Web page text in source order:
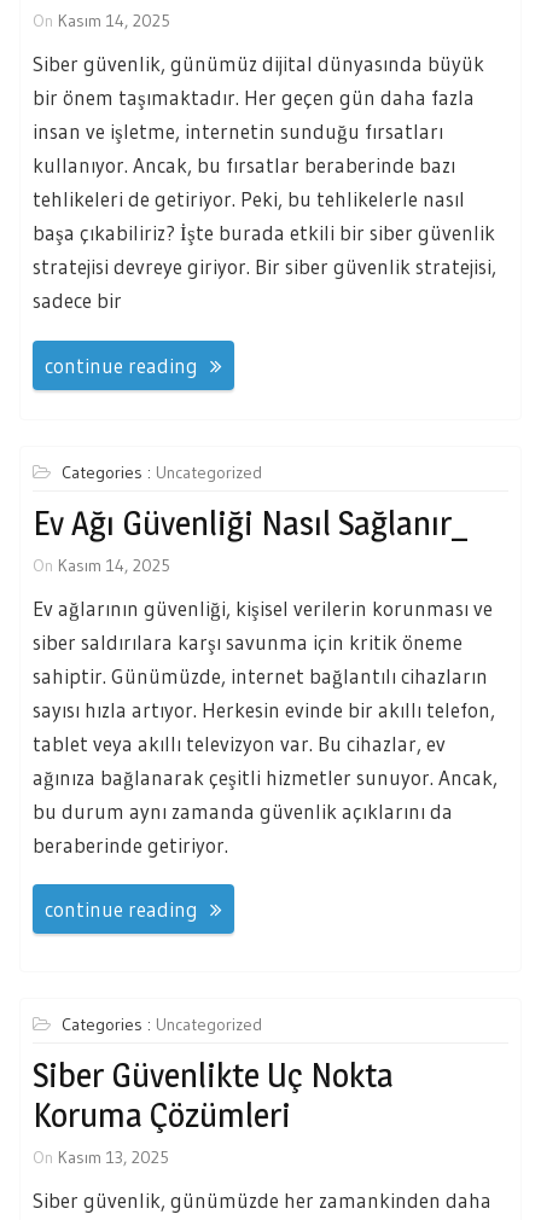
On Kasım 14, 2025
Siber güvenlik, günümüz dijital dünyasında büyük
bir önem taşımaktadır. Her geçen gün daha fazla
insan ve işletme, internetin sunduğu fırsatları
kullanıyor. Ancak, bu fırsatlar beraberinde bazı
tehlikeleri de getiriyor. Peki, bu tehlikelerle nasıl
başa çıkabiliriz? İşte burada etkili bir siber güvenlik
stratejisi devreye giriyor. Bir siber güvenlik stratejisi,
sadece bir
continue reading
Categories : Uncategorized
Ev Ağı Güvenliği Nasıl Sağlanır_
On Kasım 14, 2025
Ev ağlarının güvenliği, kişisel verilerin korunması ve
siber saldırılara karşı savunma için kritik öneme
sahiptir. Günümüzde, internet bağlantılı cihazların
sayısı hızla artıyor. Herkesin evinde bir akıllı telefon,
tablet veya akıllı televizyon var. Bu cihazlar, ev
ağınıza bağlanarak çeşitli hizmetler sunuyor. Ancak,
bu durum aynı zamanda güvenlik açıklarını da
beraberinde getiriyor.
continue reading
Categories : Uncategorized
Siber Güvenlikte Uç Nokta
Koruma Çözümleri
On Kasım 13, 2025
Siber güvenlik, günümüzde her zamankinden daha